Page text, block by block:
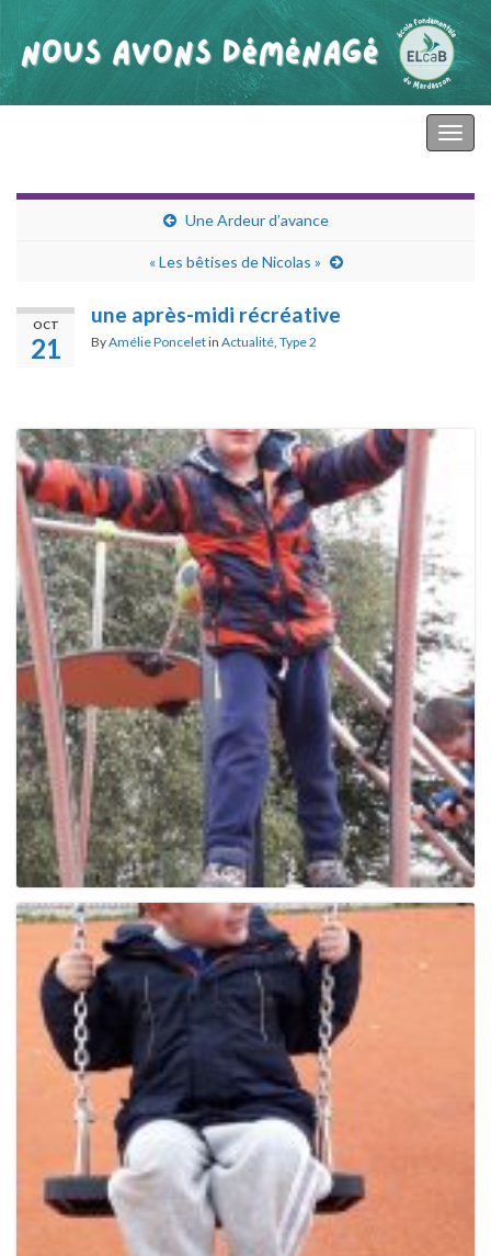
Une Ardeur d’avance
« Les bêtises de Nicolas »
OCT
21
une après-midi récréative
ByAmélie Ponceletin Actualité Type 2